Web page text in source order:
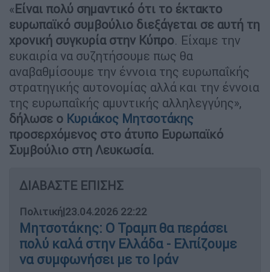
«Είναι πολύ σημαντικό ότι το έκτακτο
ευρωπαϊκό συμβούλιο διεξάγεται σε αυτή τη
χρονική συγκυρία στην Κύπρο. Είχαμε την
ευκαιρία να συζητήσουμε πως θα
αναβαθμίσουμε την έννοια της ευρωπαΐκής
στρατηγικής αυτονομίας αλλά και την έννοια
της ευρωπαΐκής αμυντικής αλληλεγγύης»,
δήλωσε ο Κυριάκος Μητσοτάκης
προσερχόμενος στο άτυπο Ευρωπαϊκό
Συμβούλιο στη Λευκωσία.
ΔΙΑΒΑΣΤΕ ΕΠΙΣΗΣ
Πολιτική|23.04.2026 22:22
Μητσοτάκης: Ο Τραμπ θα περάσει
πολύ καλά στην Ελλάδα - Ελπίζουμε
να συμφωνήσει με το Ιράν